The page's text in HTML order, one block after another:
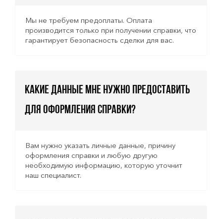
Мы не требуем предоплаты. Оплата
производится только при получении справки, что
гарантирует безопасность сделки для вас.
Какие данные мне нужно предоставить
для оформления справки?
Вам нужно указать личные данные, причину
оформления справки и любую другую
необходимую информацию, которую уточнит
наш специалист.